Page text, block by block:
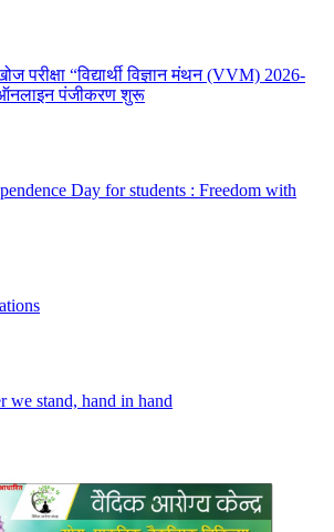
परीक्षा “विद्यार्थी विज्ञान मंथन (VVM) 2026-
पंजीकरण शुरू
Day for students : Freedom with
we stand, hand in hand